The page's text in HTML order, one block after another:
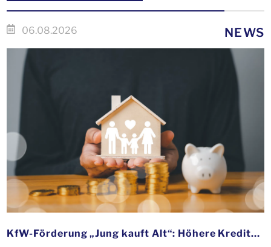
06.08.2026 NEWS
KfW-Förderung „Jung kauft Alt“: Höhere Kredite ab August 2026